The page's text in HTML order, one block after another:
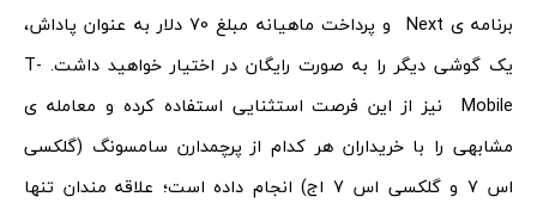
برنامه ی Next و پرداخت ماهیانه مبلغ 70 دلار به عنوان پاداش،
یک گوشی دیگر را به صورت رایگان در اختیار خواهید داشت. T-
Mobile نیز از این فرصت استثنایی استفاده کرده و معامله ی
مشابهی را با خریداران هر کدام از پرچمدارن سامسونگ (گلکسی
اس 7 و گلکسی اس 7 اج) انجام داده است؛ علاقه مندان تنها